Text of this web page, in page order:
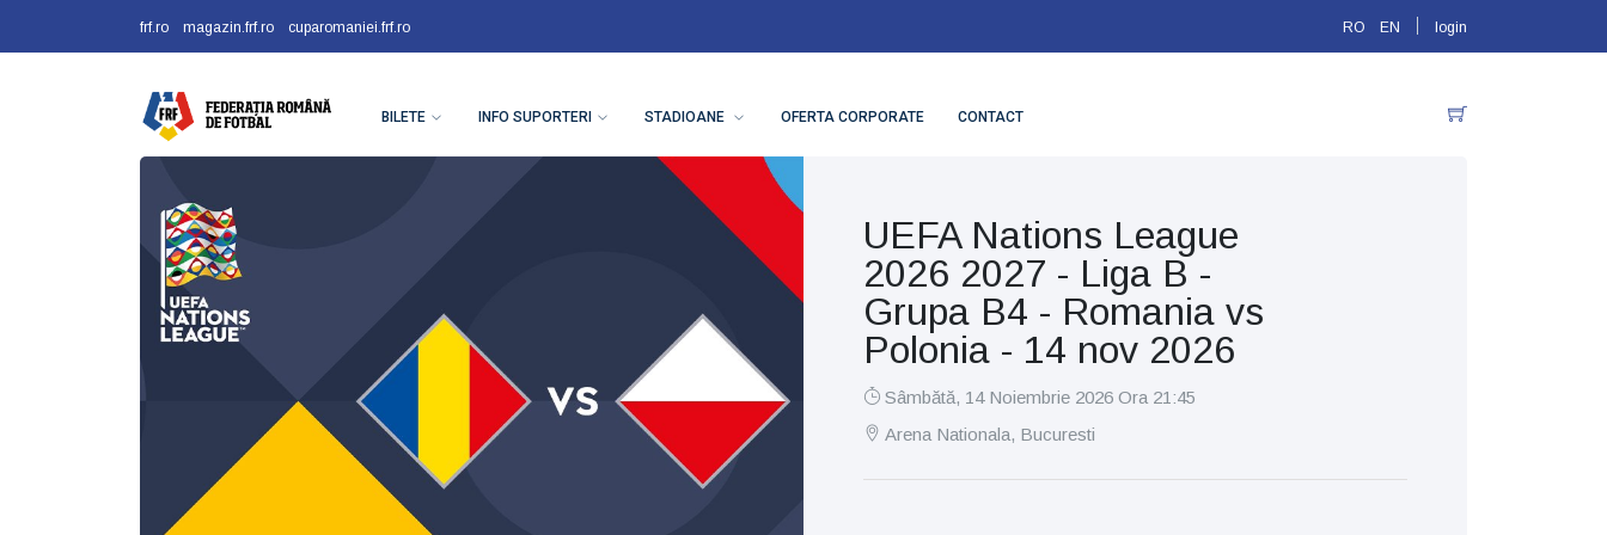
frf.ro magazin.frf.ro cuparomaniei.frf.ro RO EN login
BILETE INFO SUPORTERI STADIOANE OFERTA CORPORATE CONTACT
UEFA Nations League
2026 2027 - Liga B -
Grupa B4 - Romania vs
Polonia - 14 nov 2026
Sâmbătă, 14 Noiembrie 2026 Ora 21:45
Arena Nationala, Bucuresti